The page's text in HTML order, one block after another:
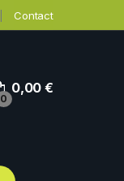
Contact
0
0,00€